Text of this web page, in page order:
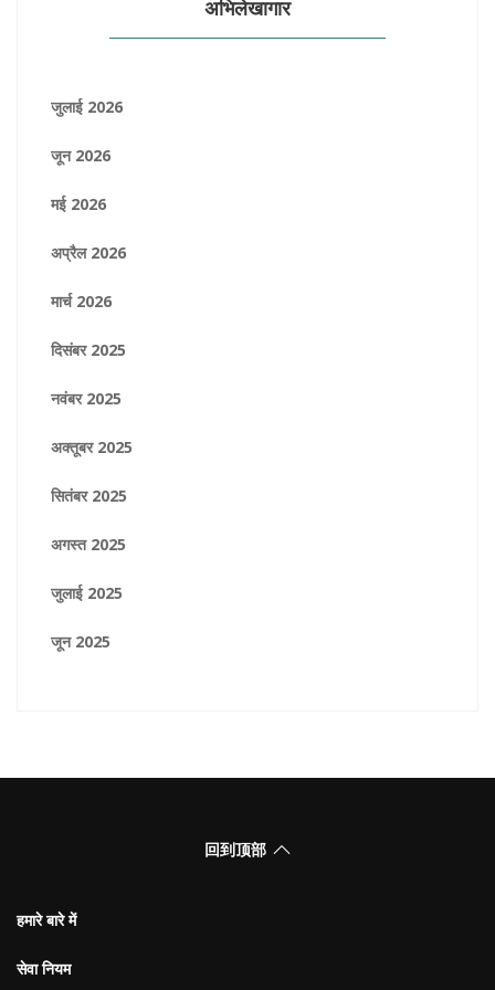
अभिलेखागार
जुलाई 2026
जून 2026
मई 2026
अप्रैल 2026
मार्च 2026
दिसंबर 2025
नवंबर 2025
अक्तूबर 2025
सितंबर 2025
अगस्त 2025
जुलाई 2025
जून 2025
回到顶部
हमारे बारे में
सेवा नियम